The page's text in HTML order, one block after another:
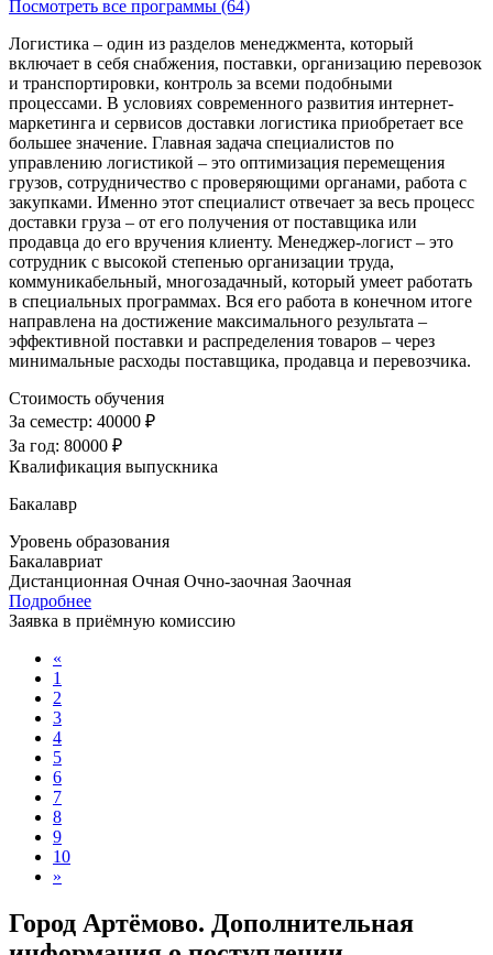
Посмотреть все программы (64)
Логистика – один из разделов менеджмента, который
включает в себя снабжения, поставки, организацию перевозок
и транспортировки, контроль за всеми подобными
процессами. В условиях современного развития интернет-
маркетинга и сервисов доставки логистика приобретает все
большее значение. Главная задача специалистов по
управлению логистикой – это оптимизация перемещения
грузов, сотрудничество с проверяющими органами, работа с
закупками. Именно этот специалист отвечает за весь процесс
доставки груза – от его получения от поставщика или
продавца до его вручения клиенту. Менеджер-логист – это
сотрудник с высокой степенью организации труда,
коммуникабельный, многозадачный, который умеет работать
в специальных программах. Вся его работа в конечном итоге
направлена на достижение максимального результата –
эффективной поставки и распределения товаров – через
минимальные расходы поставщика, продавца и перевозчика.
Стоимость обучения
За семестр: 40000 ₽
За год: 80000 ₽
Квалификация выпускника
Бакалавр
Уровень образования
Бакалавриат
Дистанционная Очная Очно-заочная Заочная
Подробнее
Заявка в приёмную комиссию
«
1
2
3
4
5
6
7
8
9
10
»
Город Артёмово. Дополнительная